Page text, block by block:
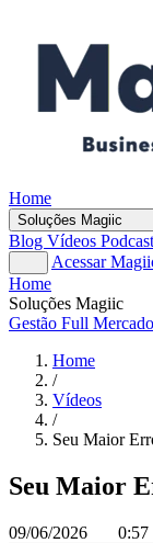
Home
Soluções Magiic
Blog Vídeos Podcast
Acessar
Home
Soluções Magiic
Gestão Full
Home
/
Vídeos
/
Seu Maior
Seu Maior
09/06/2026 0:57